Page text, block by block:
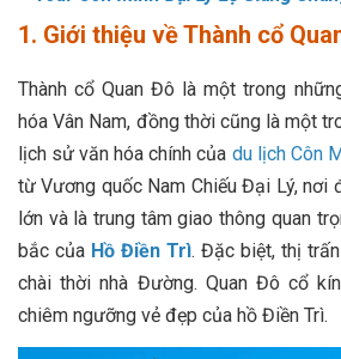
1. Giới thiệu về Thành cổ
Thành cổ Quan Đô là một trong
hóa Vân Nam, đồng thời cũng là một
lịch sử văn hóa chính của du lịch Côn
từ Vương quốc Nam Chiếu Đại Lý, nơi
lớn và là trung tâm giao thông quan
bắc của Hồ Điền Trì. Đặc biệt, thị
chài thời nhà Đường. Quan Đô cổ
chiêm ngưỡng vẻ đẹp của hồ Điền Trì.